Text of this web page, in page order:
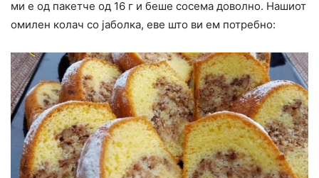
ми е од пакетче од 16 г и беше сосема доволно. Нашиот
омилен колач со јаболка, еве што ви ем потребно: